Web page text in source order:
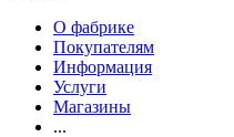
О фабрике
Покупателям
Информация
Услуги
Магазины
...